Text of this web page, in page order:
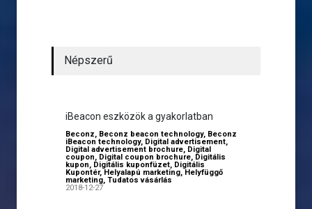
Népszerű
iBeacon eszközök a gyakorlatban
Beconz, Beconz beacon technology, Beconz
iBeacon technology, Digital advertisement,
Digital advertisement brochure, Digital
coupon, Digital coupon brochure, Digitális
kupon, Digitális kuponfüzet, Digitális
Kupontér, Helyalapú marketing, Helyfüggő
marketing, Tudatos vásárlás
2018-12-27